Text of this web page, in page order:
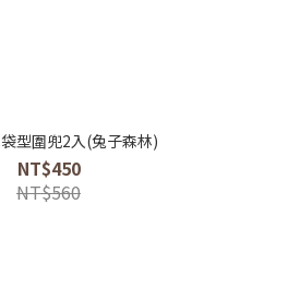
型圍兜2入(兔子森林)
NT$450
NT$560